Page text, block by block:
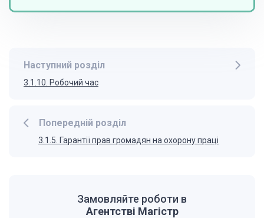
Попередній розділ
3.1.5. Гарантії прав громадян на охорону праці
Наступний розділ
3.1.10. Робочий час
Замовляйте роботи в
Агентстві Магістр